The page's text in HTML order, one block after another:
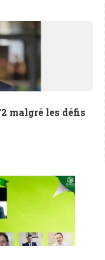
malgré les défis